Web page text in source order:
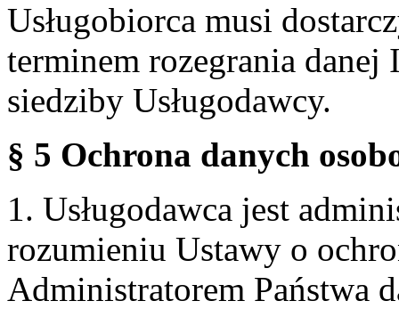
Usługobiorca musi
terminem rozegrania
siedziby Usługodawcy.
§ 5 Ochrona danych
1. Usługodawca jest
rozumieniu Ustawy o
Administratorem Państwa